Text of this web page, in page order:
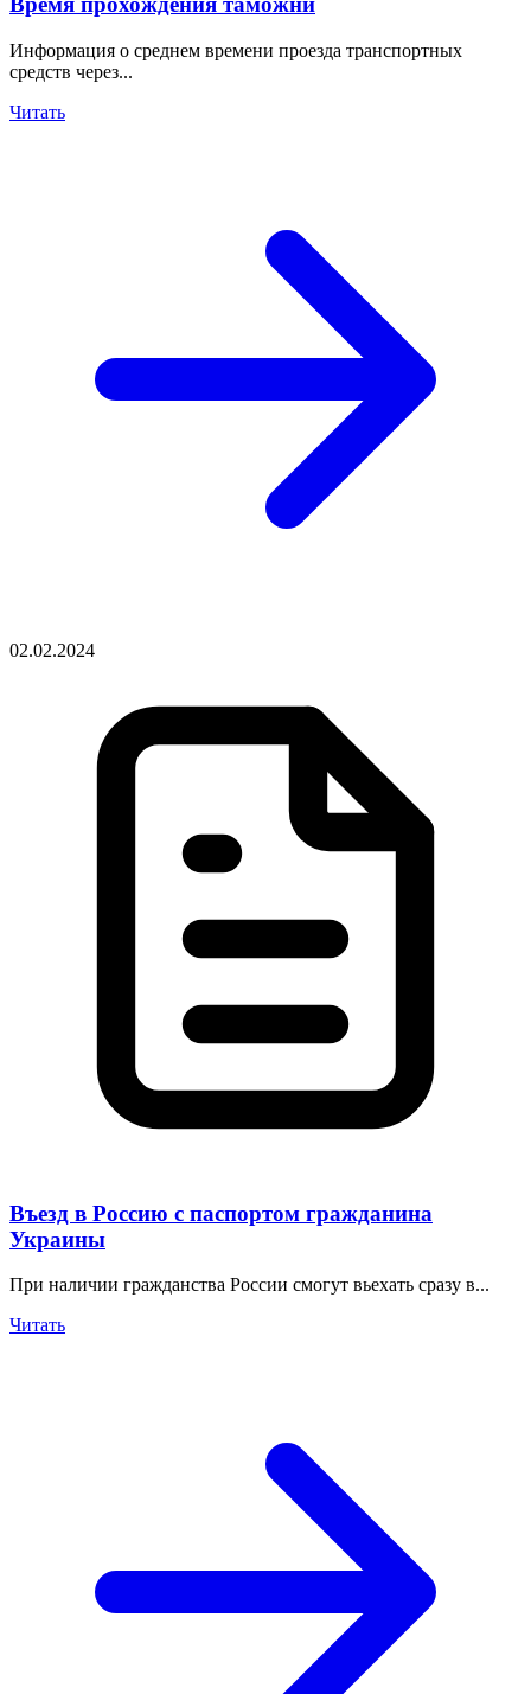
Информация о среднем времени проезда транспортных
средств через...
Читать
02.02.2024
Въезд в Россию с паспортом гражданина
Украины
При наличии гражданства России смогут вьехать сразу в...
Читать